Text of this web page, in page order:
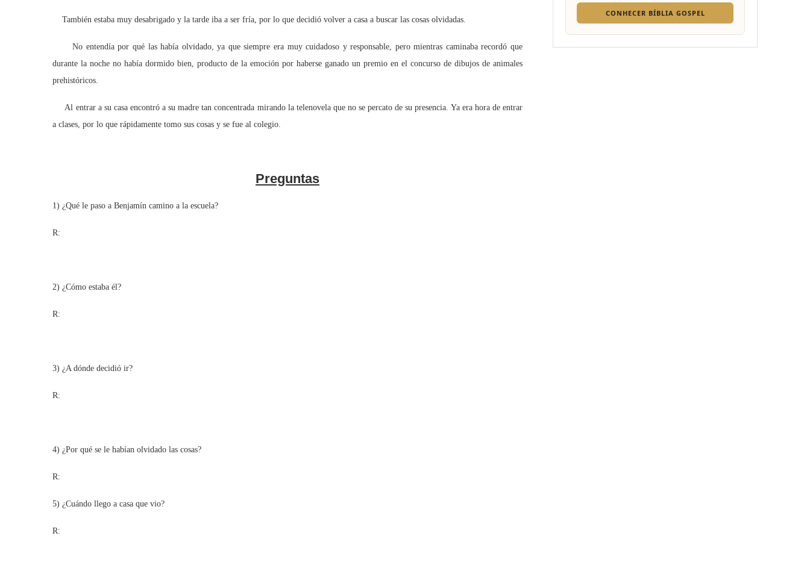
También estaba muy desabrigado y la tarde iba a ser fría, por lo que decidió volver a casa a buscar las cosas olvidadas.
No entendía por qué las había olvidado, ya que siempre era muy cuidadoso y responsable, pero mientras caminaba recordó que
durante la noche no había dormido bien, producto de la emoción por haberse ganado un premio en el concurso de dibujos de animales
prehistóricos.
Al entrar a su casa encontró a su madre tan concentrada mirando la telenovela que no se percato de su presencia. Ya era hora de entrar
a clases, por lo que rápidamente tomo sus cosas y se fue al colegio.
Preguntas
1) ¿Qué le paso a Benjamín camino a la escuela?
R:
2) ¿Cómo estaba él?
R:
3) ¿A dónde decidió ir?
R:
4) ¿Por qué se le habían olvidado las cosas?
R:
5) ¿Cuándo llego a casa que vio?
R:
CONHECER BÍBLIA GOSPEL